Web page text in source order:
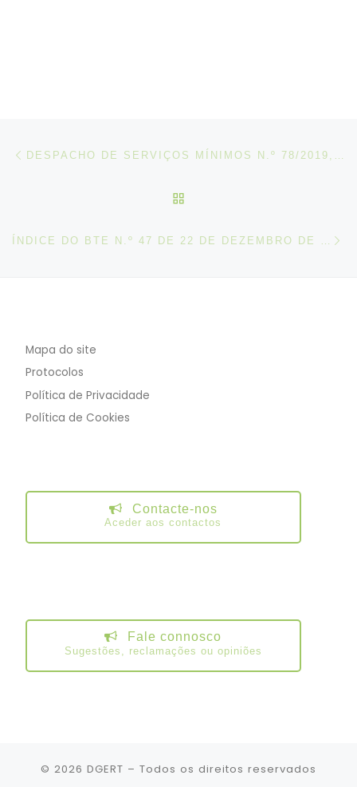
Post navigation
Mapa do site
Protocolos
Política de Privacidade
Política de Cookies
Contacte-nos
Aceder aos contactos
Fale connosco
Sugestões, reclamações ou opiniões
© 2026 DGERT – Todos os direitos reservados